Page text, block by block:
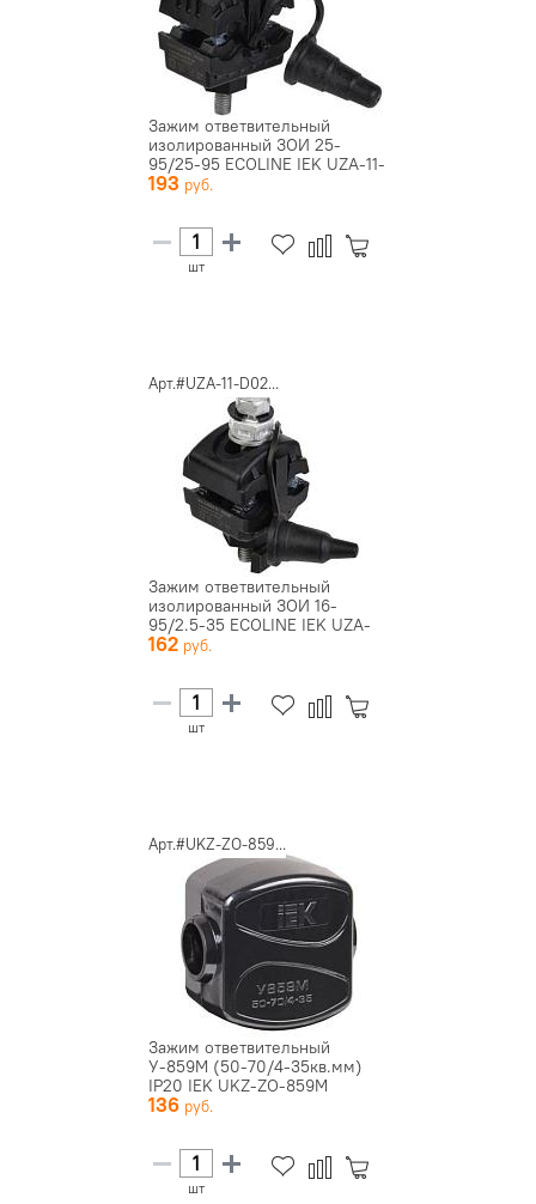
Зажим ответвительный
изолированный ЗОИ 25-
95/25-95 ECOLINE IEK UZA-11-
D25-D...
193
шт
Арт.#UZA-11-D02...
Зажим ответвительный
изолированный ЗОИ 16-
95/2.5-35 ECOLINE IEK UZA-
11-D02-...
162
шт
Арт.#UKZ-ZO-859...
Зажим ответвительный
У-859М (50-70/4-35кв.мм)
IP20 IEK UKZ-ZO-859M
136
шт